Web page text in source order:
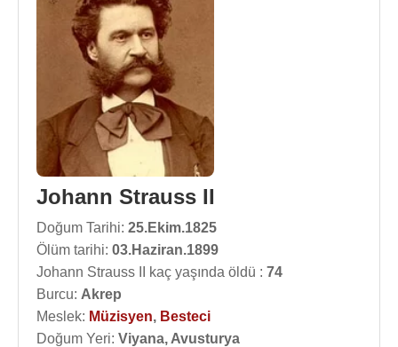
Johann Strauss II
Doğum Tarihi: 25.Ekim.1825
Ölüm tarihi: 03.Haziran.1899
Johann Strauss II kaç yaşında öldü : 74
Burcu: Akrep
Meslek: Müzisyen, Besteci
Doğum Yeri: Viyana, Avusturya